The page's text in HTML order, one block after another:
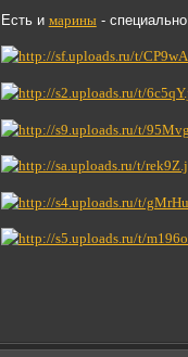
Есть и марины- специально